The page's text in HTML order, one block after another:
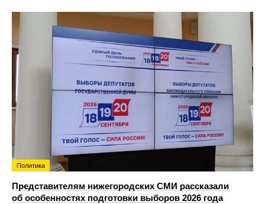
Политика
Представителям нижегородских СМИ рассказали
об особенностях подготовки выборов 2026 года